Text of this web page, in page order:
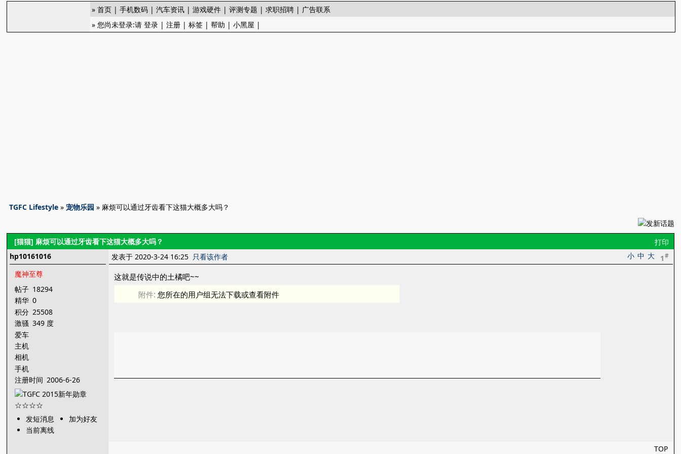
»首页 |手机数码 |汽车资讯 |游戏硬件 |评测专题 |求职招聘 | 广告联系
» 您尚未登录:请登录 |注册 |标签 |帮助 |小黑屋 |
TGFC Lifestyle »宠物乐园 » 麻烦可以通过牙齿看下这猫大概多大吗？
打印
[猫猫] 麻烦可以通过牙齿看下这猫大概多大吗？
hp10161016
魔神至尊
帖子 18294
精华 0
积分 25508
激骚 349 度
爱车
主机
相机
手机
注册时间 2006-6-26
发短消息
加为好友
当前离线
1 #
大
中
小
发表于 2020-3-24 16:25 只看该作者
这就是传说中的土橘吧~~
附件: 您所在的用户组无法下载或查看附件
TOP